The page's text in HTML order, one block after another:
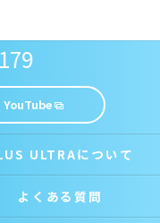
YouTube
ULTRAについて
よくある質問